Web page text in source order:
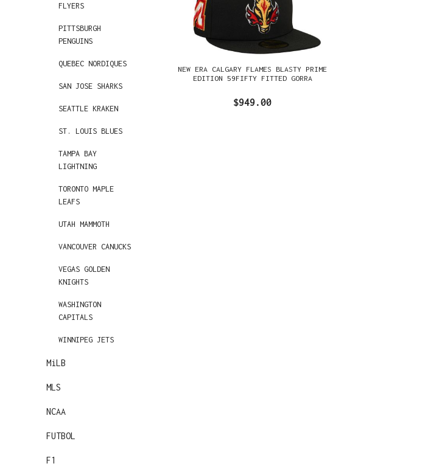
FLYERS
PITTSBURGH
PENGUINS
QUEBEC NORDIQUES
SAN JOSE SHARKS
SEATTLE KRAKEN
ST. LOUIS BLUES
TAMPA BAY
LIGHTNING
TORONTO MAPLE
LEAFS
UTAH MAMMOTH
VANCOUVER CANUCKS
VEGAS GOLDEN
KNIGHTS
WASHINGTON
CAPITALS
WINNIPEG JETS
MiLB
MLS
NCAA
FUTBOL
F1
NEW ERA CALGARY FLAMES BLASTY PRIME
EDITION 59FIFTY FITTED GORRA
$949.00